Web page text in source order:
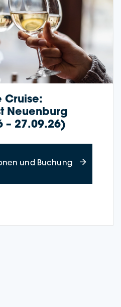
Crui­se:
Neu­en­burg
– 27.09.26)
und Buchungabout Wine